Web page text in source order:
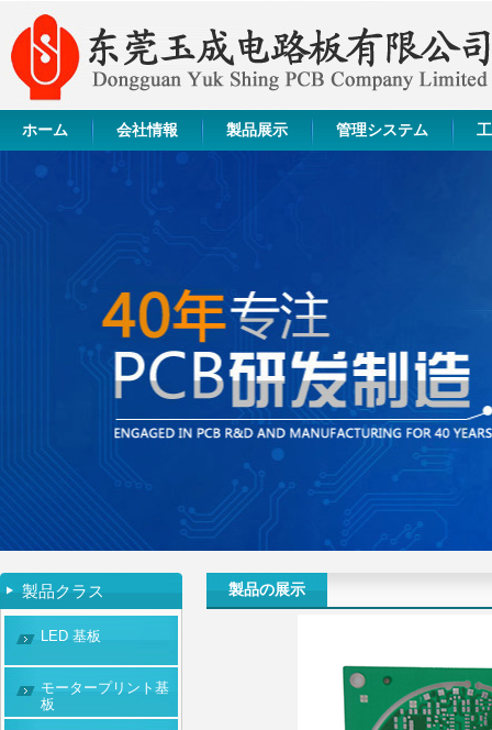
ホーム 会社情報 製品展示 管理システム
製品クラス
LED 基板
モータープリント基
板
製品の展示